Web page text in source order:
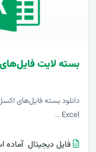
بسته لایت
دانلود بسته فایل‌های
Excel ..
فایل دیجیتال آماده